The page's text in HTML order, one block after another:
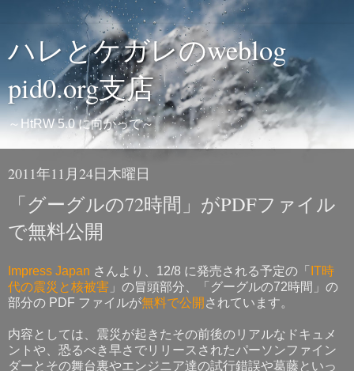
ハレとケガレのweblog
pid0.org支店
～HtRW 5.0 に向かって～
2011年11月24日木曜日
「グーグルの72時間」がPDFファイル
で無料公開
Impress Japan さんより、12/8 に発売される予定の「 IT時
代の震災と核被害 」の冒頭部分、「グーグルの72時間」の
部分の PDF ファイルが無料で公開 されています。
内容としては、震災が起きたその前後のリアルなドキュメ
ントや、恐るべき早さでリリースされたパーソンファイン
ダーとその舞台裏やエンジニア達の試行錯誤や葛藤といっ